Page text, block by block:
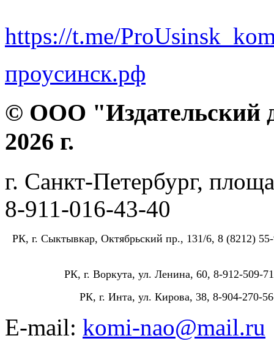
https://t.me/
проусинск.рф
© ООО "Издательский
2026 г.
г. Санкт-Петербург,
8-911-016-43-40
РК, г. Сыктывкар, Октябрьский пр., 131/6, 8 (8212)
РК, г. Воркута, ул. Ленина, 60, 8-912-509-
РК, г. Инта, ул. Кирова, 38, 8-904-270-
E-mail: komi-nao@mail.ru